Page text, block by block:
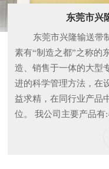
东莞市兴
东莞市兴隆输送带
素有“制造之都”之称的
造、销售于一体的大型
进的科学管理方法，在
益求精，在同行业产品
位。 我公司主要产品有